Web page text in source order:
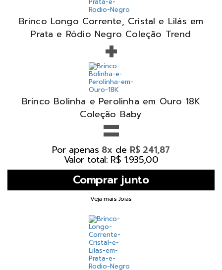
Brinco Longo Corrente, Cristal e Lilás em
Prata e Ródio Negro Coleção Trend
+
Brinco Bolinha e Perolinha em Ouro 18K
Coleção Baby
=
Por apenas 8x de R$ 241,87
Valor total: R$ 1.935,00
Veja mais Joias